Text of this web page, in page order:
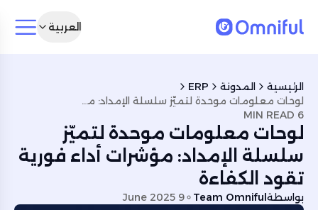
العربية
الرئيسية المدونة
ERP
لوحات معلومات موحدة لتميّز سلسلة الإمداد: مؤشرات أداء فورية تقود الكفاءة
6 MIN READ
لوحات معلومات موحدة لتميّز
سلسلة الإمداد: مؤشرات أداء فورية
تقود الكفاءة
بواسطةTeam Omniful
9 June 2025